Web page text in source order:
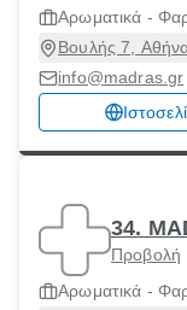
Αρωματικά -
Βουλής 7,
info@madras.gr
34.
Προβολή
Αρωματικά -